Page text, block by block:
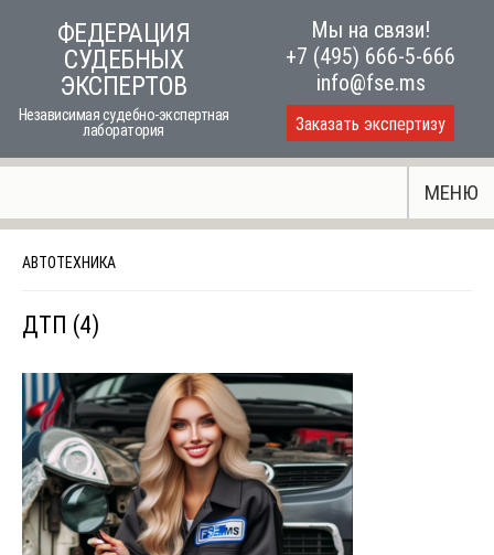
ФЕДЕРАЦИЯ
СУДЕБНЫХ
ЭКСПЕРТОВ
Независимая судебно-экспертная
лаборатория
Мы на связи!
+7 (495) 666-5-666
info@fse.ms
Заказать экспертизу
МЕНЮ
АВТОТЕХНИКА
ДТП (4)